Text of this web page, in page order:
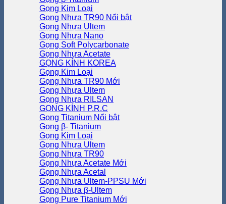
Gọng Kim Loại
Gọng Nhựa TR90
Gọng Nhựa Ultem
Gọng Nhựa Nano
Gọng Soft Polycarbonate
Gọng Nhựa Acetate
GỌNG KÍNH KOREA
Gọng Kim Loại
Gọng Nhựa TR90
Gọng Nhựa Ultem
Gọng Nhựa RILSAN
GỌNG KÍNH P.R.C
Gọng Titanium
Gọng β- Titanium
Gọng Kim Loại
Gọng Nhựa Ultem
Gọng Nhựa TR90
Gọng Nhựa Acetate
Gọng Nhựa Acetal
Gọng Nhựa Ultem-PPSU
Gọng Nhựa β-Ultem
Gọng Pure Titanium